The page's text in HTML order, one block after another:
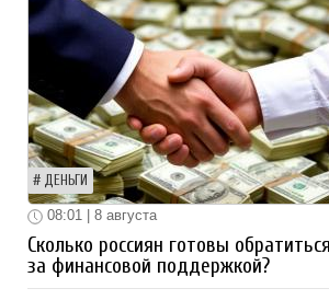
ДЕНЬГИ
08:01 | 8 августа
Сколько россиян готовы
за финансовой поддержкой?